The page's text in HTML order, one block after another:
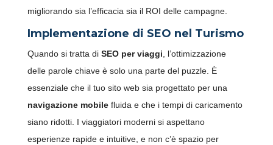
migliorando sia l’efficacia sia il ROI delle campagne.
Implementazione di SEO nel Turismo
Quando si tratta di SEO per viaggi, l’ottimizzazione
delle parole chiave è solo una parte del puzzle. È
essenziale che il tuo sito web sia progettato per una
navigazione mobilefluida e che i tempi di caricamento
siano ridotti. I viaggiatori moderni si aspettano
esperienze rapide e intuitive, e non c’è spazio per